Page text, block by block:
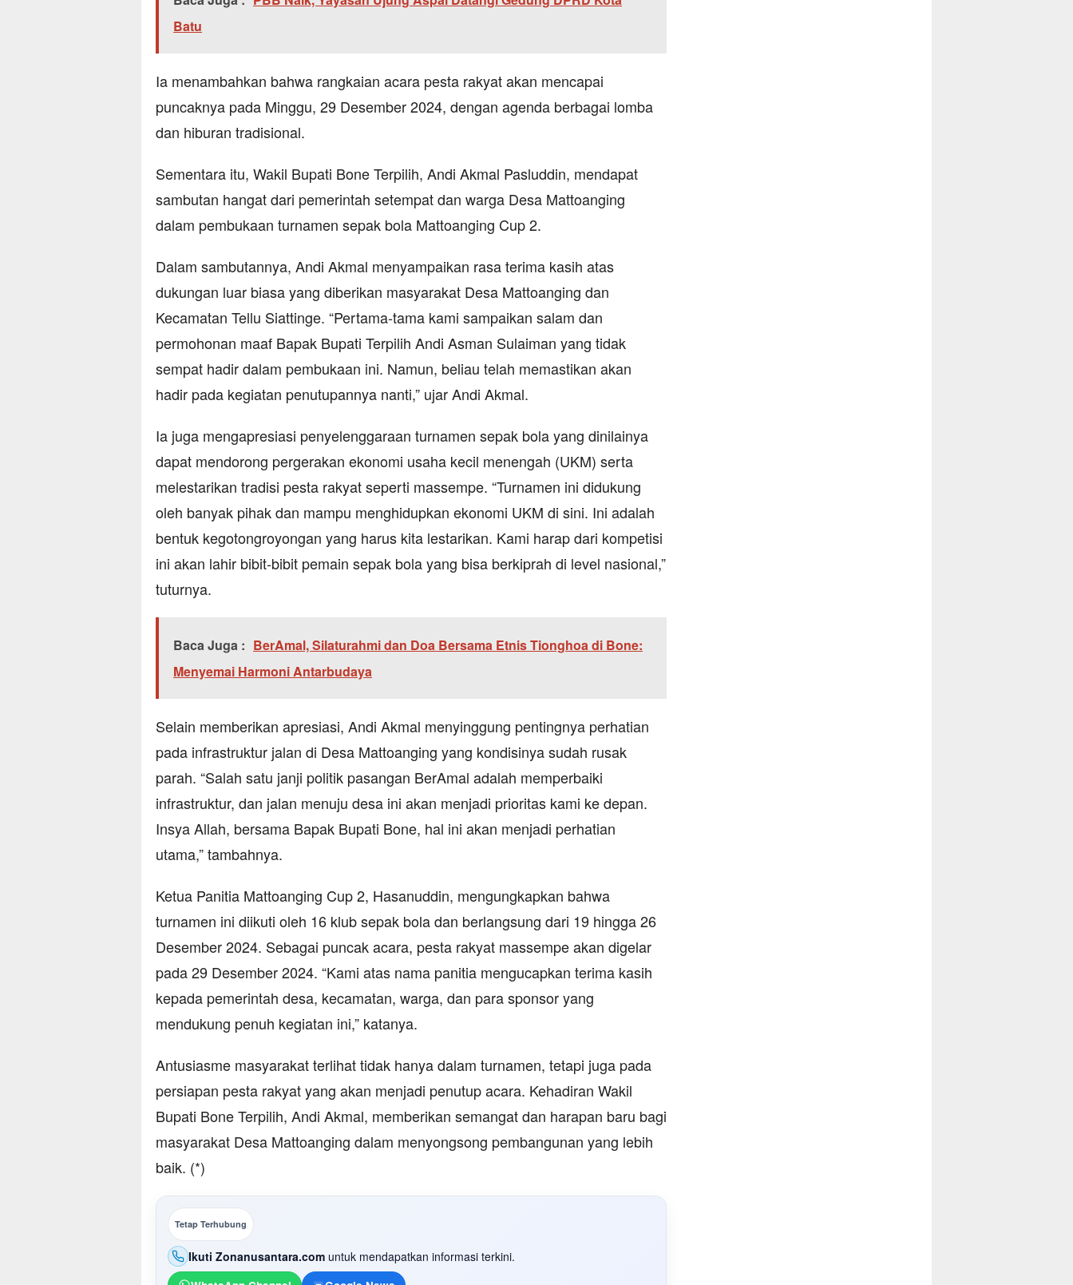
Batu
Ia menambahkan bahwa rangkaian acara pesta rakyat akan mencapai
puncaknya pada Minggu, 29 Desember 2024, dengan agenda berbagai lomba
dan hiburan tradisional.
Sementara itu, Wakil Bupati Bone Terpilih, Andi Akmal Pasluddin, mendapat
sambutan hangat dari pemerintah setempat dan warga Desa Mattoanging
dalam pembukaan turnamen sepak bola Mattoanging Cup 2.
Dalam sambutannya, Andi Akmal menyampaikan rasa terima kasih atas
dukungan luar biasa yang diberikan masyarakat Desa Mattoanging dan
Kecamatan Tellu Siattinge. “Pertama-tama kami sampaikan salam dan
permohonan maaf Bapak Bupati Terpilih Andi Asman Sulaiman yang tidak
sempat hadir dalam pembukaan ini. Namun, beliau telah memastikan akan
hadir pada kegiatan penutupannya nanti,” ujar Andi Akmal.
Ia juga mengapresiasi penyelenggaraan turnamen sepak bola yang dinilainya
dapat mendorong pergerakan ekonomi usaha kecil menengah (UKM) serta
melestarikan tradisi pesta rakyat seperti massempe. “Turnamen ini didukung
oleh banyak pihak dan mampu menghidupkan ekonomi UKM di sini. Ini adalah
bentuk kegotongroyongan yang harus kita lestarikan. Kami harap dari kompetisi
ini akan lahir bibit-bibit pemain sepak bola yang bisa berkiprah di level nasional,”
tuturnya.
Baca Juga : BerAmal, Silaturahmi dan Doa Bersama Etnis Tionghoa di Bone:
Menyemai Harmoni Antarbudaya
Selain memberikan apresiasi, Andi Akmal menyinggung pentingnya perhatian
pada infrastruktur jalan di Desa Mattoanging yang kondisinya sudah rusak
parah. “Salah satu janji politik pasangan BerAmal adalah memperbaiki
infrastruktur, dan jalan menuju desa ini akan menjadi prioritas kami ke depan.
Insya Allah, bersama Bapak Bupati Bone, hal ini akan menjadi perhatian
utama,” tambahnya.
Ketua Panitia Mattoanging Cup 2, Hasanuddin, mengungkapkan bahwa
turnamen ini diikuti oleh 16 klub sepak bola dan berlangsung dari 19 hingga 26
Desember 2024. Sebagai puncak acara, pesta rakyat massempe akan digelar
pada 29 Desember 2024. “Kami atas nama panitia mengucapkan terima kasih
kepada pemerintah desa, kecamatan, warga, dan para sponsor yang
mendukung penuh kegiatan ini,” katanya.
Antusiasme masyarakat terlihat tidak hanya dalam turnamen, tetapi juga pada
persiapan pesta rakyat yang akan menjadi penutup acara. Kehadiran Wakil
Bupati Bone Terpilih, Andi Akmal, memberikan semangat dan harapan baru bagi
masyarakat Desa Mattoanging dalam menyongsong pembangunan yang lebih
baik. (*)
Tetap Terhubung
Ikuti Zonanusantara.com untuk mendapatkan informasi terkini.